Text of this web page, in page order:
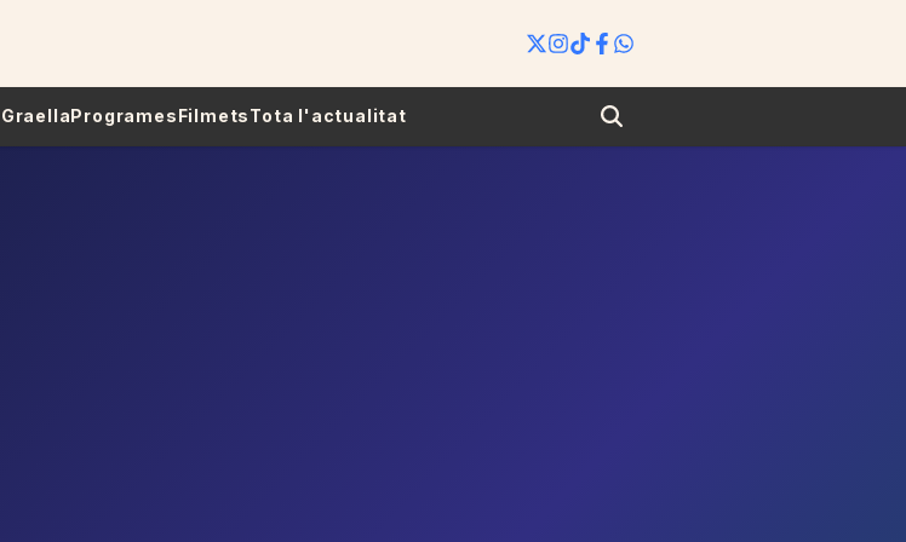
GraellaProgramesFilmetsTota l'actualitat Search